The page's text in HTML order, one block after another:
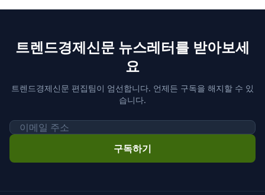
트렌드경제신문 뉴스레터를 받아보세
요
트렌드경제신문 편집팀이 엄선합니다. 언제든 구독을 해지할 수 있
습니다.
이메일
구독하기